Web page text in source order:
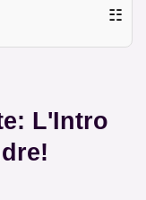
☷
L'Intro